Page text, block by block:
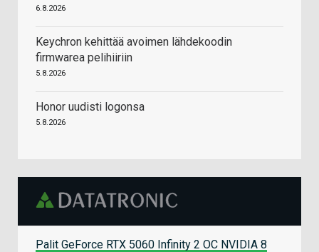
6.8.2026
Keychron kehittää avoimen lähdekoodin
firmwarea pelihiiriin
5.8.2026
Honor uudisti logonsa
5.8.2026
Palit GeForce RTX 5060 Infinity 2 OC NVIDIA 8